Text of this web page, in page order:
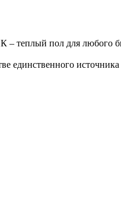
– теплый пол для любого
единственного источника